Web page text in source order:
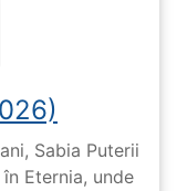
Sabia Puterii
Eternia, unde